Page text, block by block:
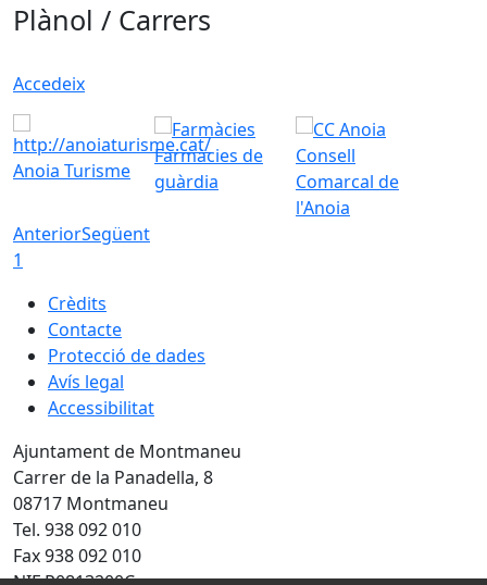
Plànol / Carrers
Accedeix
Anoia Turisme
Farmàcies de
guàrdia
Consell
Comarcal de
l'Anoia
AnteriorSegüent
1
Crèdits
Contacte
Protecció de dades
Avís legal
Accessibilitat
Ajuntament de Montmaneu
Carrer de la Panadella, 8
08717 Montmaneu
Tel. 938 092 010
Fax 938 092 010